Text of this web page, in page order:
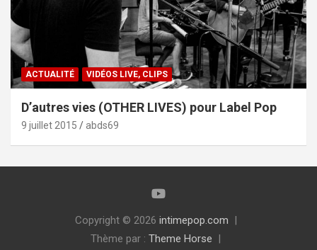
ACTUALITÉ VIDÉOS LIVE, CLIPS
D’autres vies (OTHER LIVES) pour Label Pop
9 juillet 2015 abds69
Copyright © 2026 intimepop.com
Thème par : Theme Horse